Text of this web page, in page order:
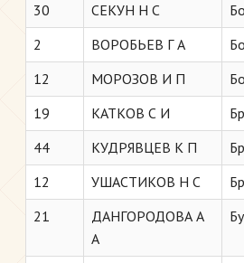
30
СЕКУН Н С
2
ВОРОБЬЕВ Г А
12
МОРОЗОВ И П
19
КАТКОВ С И
44
КУДРЯВЦЕВ К П
12
УШАСТИКОВ Н С
21
ДАНГОРОДОВА А
А